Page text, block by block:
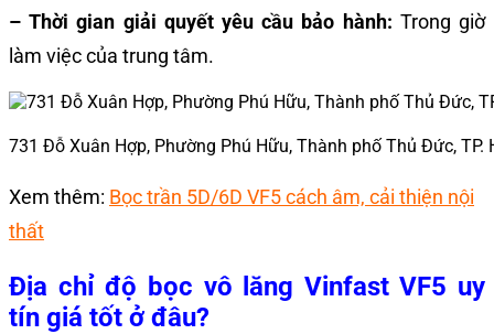
– Thời gian giải quyết yêu cầu bảo hành: Trong giờ
làm việc của trung tâm.
731 Đỗ Xuân Hợp, Phường Phú Hữu, Thành phố Thủ Đức, TP.
Xem thêm: Bọc trần 5D/6D VF5 cách âm, cải thiện nội
thất
Địa chỉ độ bọc vô lăng Vinfast VF5 uy
tín giá tốt ở đâu?